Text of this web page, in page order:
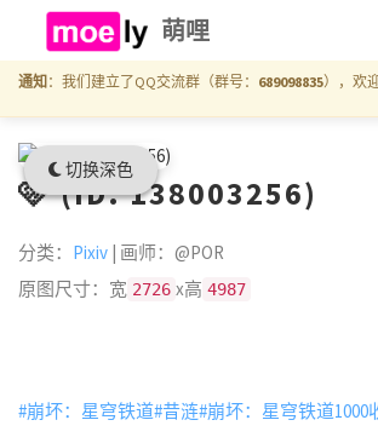
切换深色
萌哩
通知 ：我们建立了QQ交流群（群号： 689098835），欢
🩷 (ID: 138003256)
分类： Pixiv | 画师：@POR
原图尺寸：宽 2726 x高 4987
#崩坏：星穹铁道#昔涟#崩坏：星穹铁道1000